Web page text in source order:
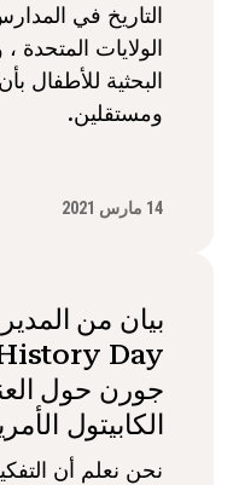
التاريخ في
الولايات
البحثية للأطفال
ومستقلين.
14 مارس 2021
بيان من
جورن حول
الكابيتول
نحن نعلم أن